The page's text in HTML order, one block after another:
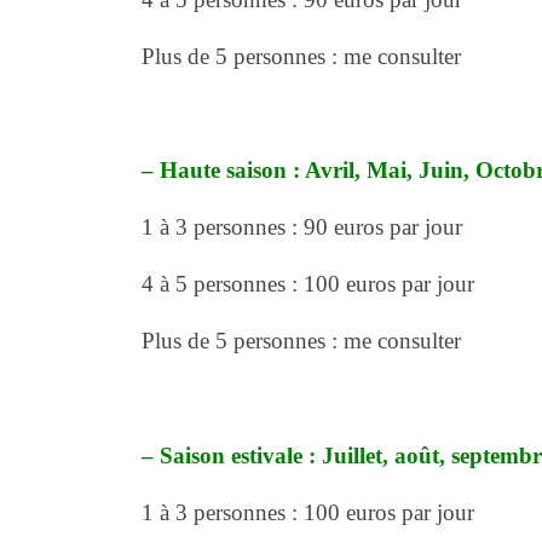
Plus de 5 personnes : me consulter
– Haute saison : Avril, Mai, Juin,
1 à 3 personnes : 90 euros par jour
4 à 5 personnes : 100 euros par jour
Plus de 5 personnes : me consulter
– Saison estivale : Juillet, août,
1 à 3 personnes : 100 euros par jour